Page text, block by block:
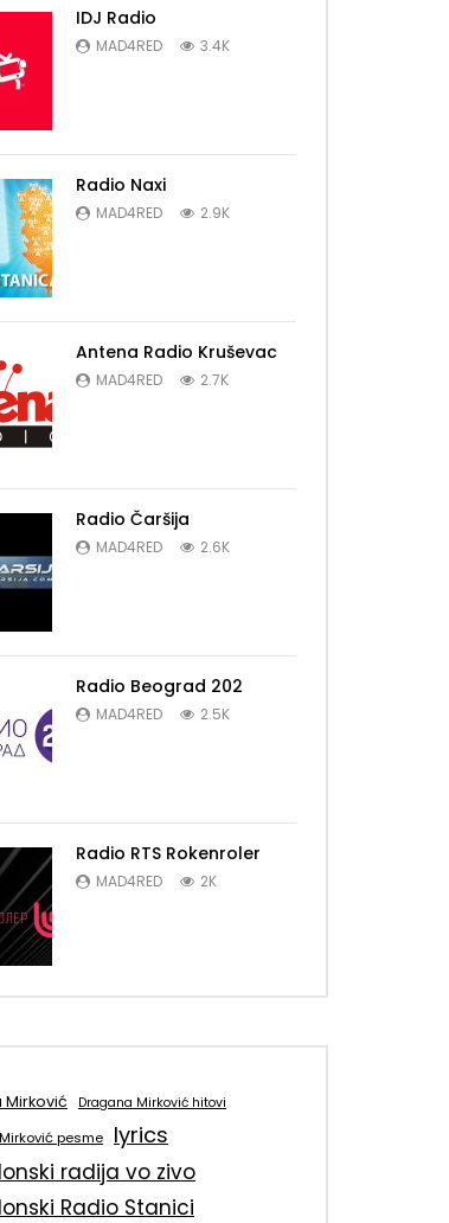
IDJ Radio
MAD4RED 3.4K
Radio Naxi
MAD4RED 2.9K
Antena Radio Kruševac
MAD4RED 2.7K
Radio Čaršija
MAD4RED 2.6K
Radio Beograd 202
MAD4RED 2.5K
Radio RTS Rokenroler
MAD4RED 2K
Dragana Mirković hitovi
pesme lyrics
radija vo zivo
Radio Stanici